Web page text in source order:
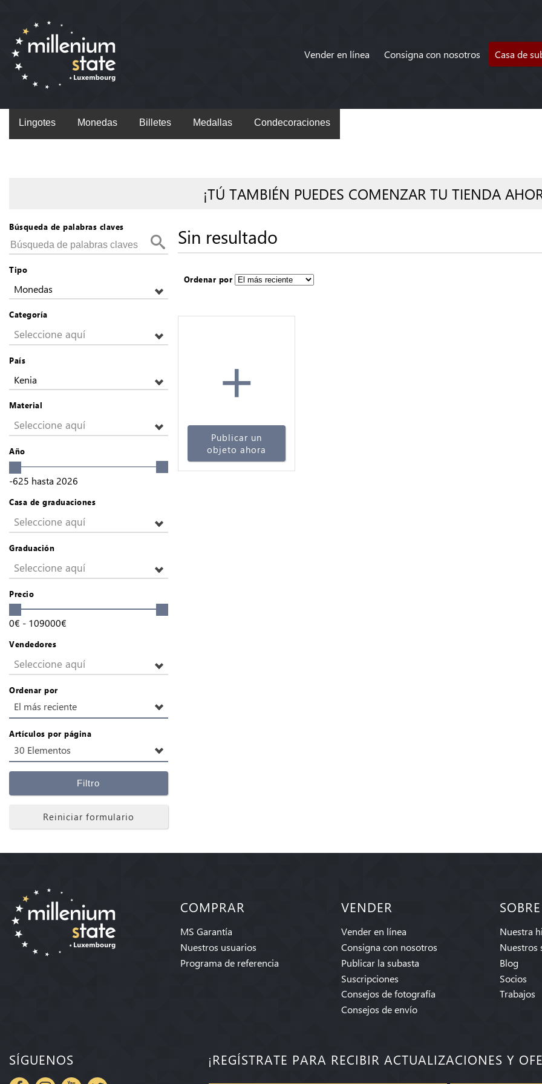
Vender en línea Consigna con nosotros Casa de
Lingotes Monedas Billetes Medallas Condecoraciones
¡TÚ TAMBIÉN PUEDES COMENZAR TU TIENDA
Búsqueda de palabras claves
Tipo
Monedas
Categoría
Seleccione aquí
País
Kenia
Material
Seleccione aquí
Año
-625 hasta 2026
Casa de graduaciones
Seleccione aquí
Graduación
Seleccione aquí
Precio
0€ - 109000€
Vendedores
Seleccione aquí
Ordenar por
El más reciente
Artículos por página
30 Elementos
Filtro
Reiniciar formulario
Sin resultado
Ordenar por
+
Publicar un
objeto ahora
COMPRAR
MS Garantía
Nuestros usuarios
Programa de referencia
VENDER
Vender en línea
Consigna con nosotros
Publicar la subasta
Suscripciones
Consejos de fotografía
Consejos de envío
Nuestra
Nuestros
Blog
Socios
Trabajos
SÍGUENOS ¡REGÍSTRATE PARA RECIBIR ACTUALIZACIONES Y